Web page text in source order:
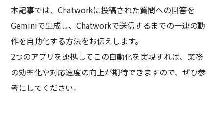
本記事では、Chatworkに投稿された質問への回答を
Geminiで生成し、Chatworkで送信するまでの一連の動
作を自動化する方法をお伝えします。
2つのアプリを連携してこの自動化を実現すれば、業務
の効率化や対応速度の向上が期待できますので、ぜひ参
考にしてください。